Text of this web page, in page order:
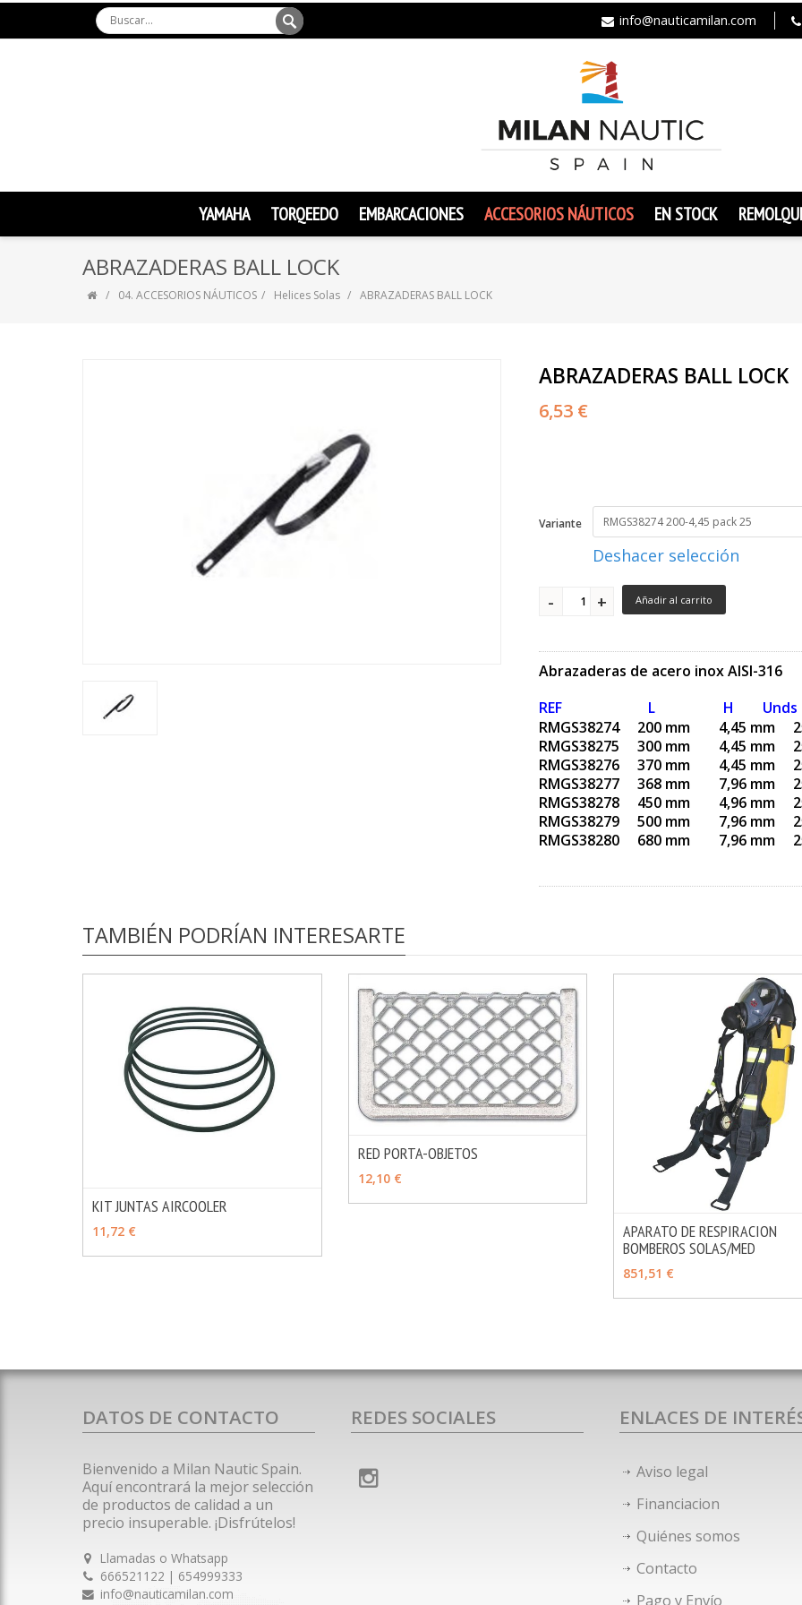
info@nauticamilan.com
YAMAHA TORQEEDO EMBARCACIONES ACCESORIOS NÁUTICOS EN STOCK
ABRAZADERAS BALL LOCK
04. ACCESORIOS NÁUTICOS Helices Solas ABRAZADERAS BALL LOCK
ABRAZADERAS BALL LOCK
6,53 €
Variante
Deshacer selección
Añadir al carrito
Abrazaderas de acero inox AISI-316
REF L H Unds
RMGS38274 200 mm 4,45 mm
RMGS38275 300 mm 4,45 mm
RMGS38276 370 mm 4,45 mm
RMGS38277 368 mm 7,96 mm
RMGS38278 450 mm 4,96 mm
RMGS38279 500 mm 7,96 mm
RMGS38280 680 mm 7,96 mm
TAMBIÉN PODRÍAN INTERESARTE
KIT JUNTAS AIRCOOLER
11,72 €
RED PORTA-OBJETOS
12,10 €
VER OPCIONES
APARATO DE RESPIRACION
BOMBEROS SOLAS/MED
851,51 €
DATOS DE CONTACTO
Bienvenido a Milan Nautic Spain.
Aquí encontrará la mejor selección
de productos de calidad a un
precio insuperable. ¡Disfrútelos!
Llamadas o Whatsapp
666521122 | 654999333
info@nauticamilan.com
REDES SOCIALES ENLACES DE
Aviso legal
Financiacion
Quiénes somos
Contacto
Pago y Envío